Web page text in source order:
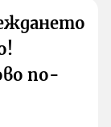
по-